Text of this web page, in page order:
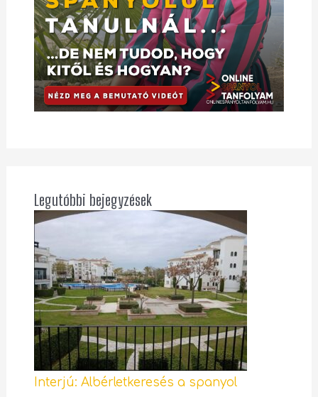
Legutóbbi bejegyzések
Interjú: Albérletkeresés a spanyol